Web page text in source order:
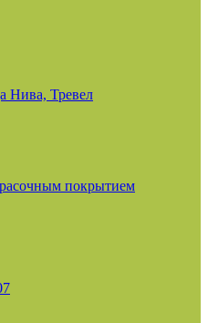
Нива, Тревел
покрытием